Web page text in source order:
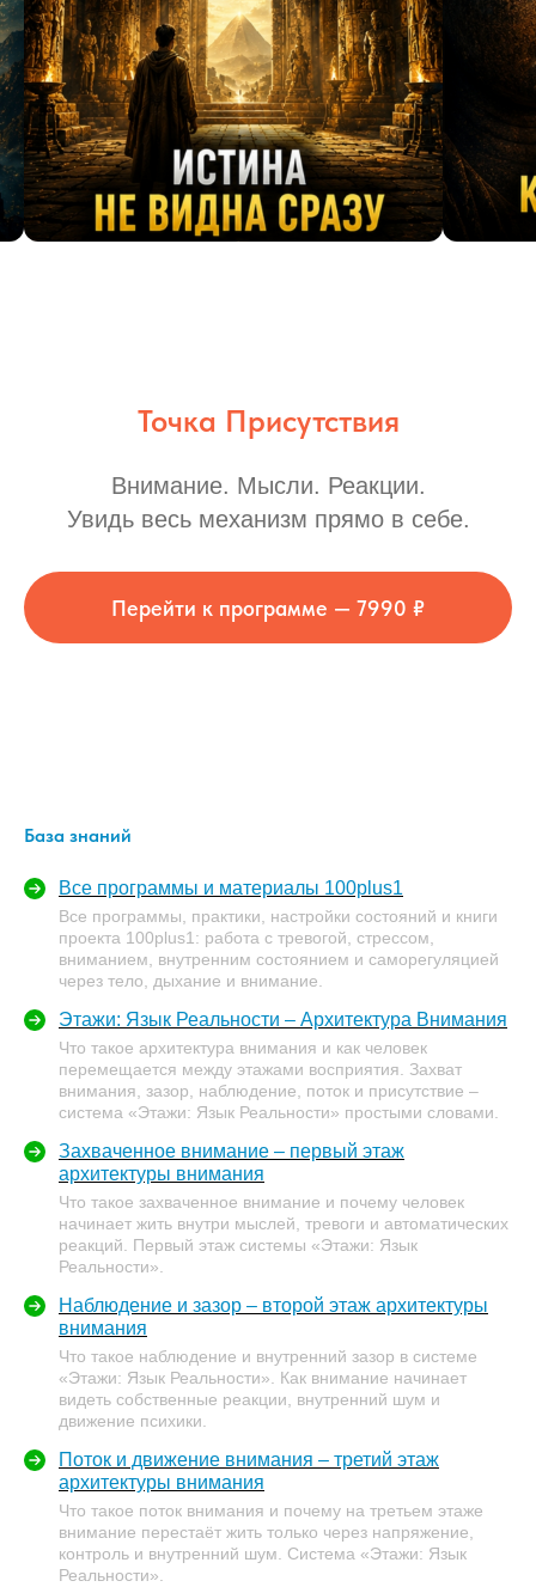
Точка Присутствия
Внимание. Мысли. Реакции.
Увидь весь механизм прямо в себе.
Перейти к программе — 7990 ₽
База знаний
Все программы и материалы 100plus1
Все программы, практики, настройки состояний и книги
проекта 100plus1: работа с тревогой, стрессом,
вниманием, внутренним состоянием и саморегуляцией
через тело, дыхание и внимание.
Этажи: Язык Реальности – Архитектура Внимания
Что такое архитектура внимания и как человек
перемещается между этажами восприятия. Захват
внимания, зазор, наблюдение, поток и присутствие –
система «Этажи: Язык Реальности» простыми словами.
Захваченное внимание – первый этаж
архитектуры внимания
Что такое захваченное внимание и почему человек
начинает жить внутри мыслей, тревоги и автоматических
реакций. Первый этаж системы «Этажи: Язык
Реальности».
Наблюдение и зазор – второй этаж архитектуры
внимания
Что такое наблюдение и внутренний зазор в системе
«Этажи: Язык Реальности». Как внимание начинает
видеть собственные реакции, внутренний шум и
движение психики.
Поток и движение внимания – третий этаж
архитектуры внимания
Что такое поток внимания и почему на третьем этаже
внимание перестаёт жить только через напряжение,
контроль и внутренний шум. Система «Этажи: Язык
Реальности».